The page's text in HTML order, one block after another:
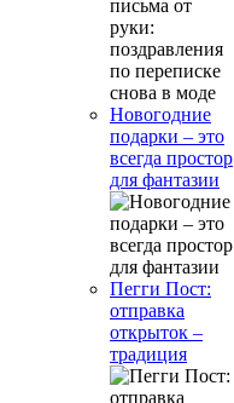
Новогодние
подарки – это
всегда простор
для фантазии
Пегги Пост:
отправка
открыток –
традиция